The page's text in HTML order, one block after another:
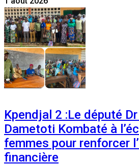
Kpendjal 2 :Le député
Dametoti Kombaté à
femmes pour renforcer
financière